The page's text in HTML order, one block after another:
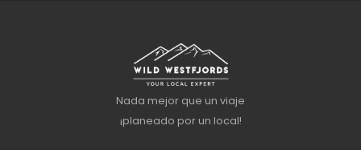
Nada mejor que un viaje
¡planeado por un local!